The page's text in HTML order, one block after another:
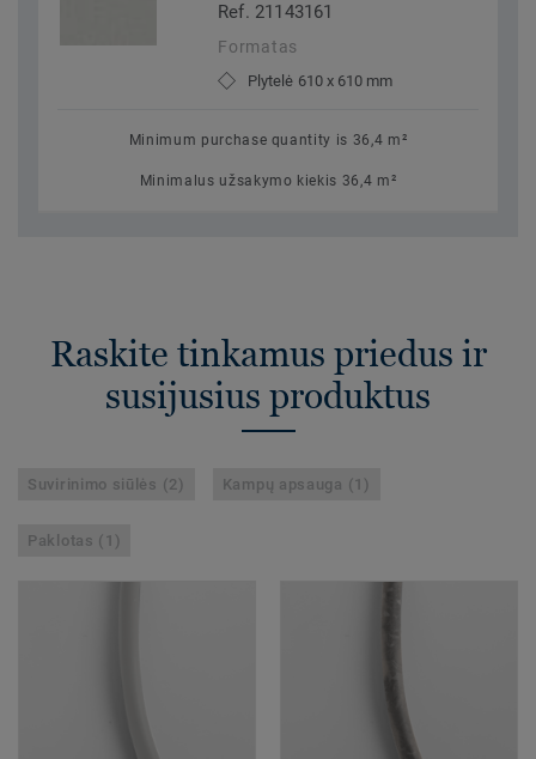
Ref. 21143161
Formatas
Plytelė 610 x 610 mm
Minimum purchase quantity is 36,4 m²
Minimalus užsakymo kiekis 36,4 m²
Raskite tinkamus priedus ir
susijusius produktus
Suvirinimo siūlės (2) Kampų apsauga (1)
Paklotas (1)